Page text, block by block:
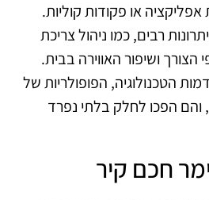
או פקודות קוליות.
רבים, כמו ניהול צריכת
ושיפור האווירה בבית.
הטכנולוגיה, הפופולריות של
הפכו לחלק בלתי נפרד
חכם קיר